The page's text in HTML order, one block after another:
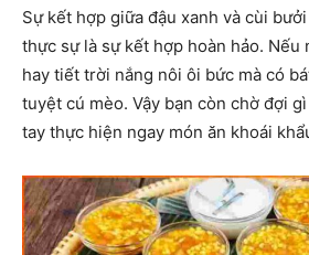
Sự kết hợp giữa đậu xanh và cùi
thực sự là sự kết hợp hoàn hảo. Nếu
hay tiết trời nắng nôi ôi bức mà có
tuyệt cú mèo. Vậy bạn còn chờ đợi
tay thực hiện ngay món ăn khoái